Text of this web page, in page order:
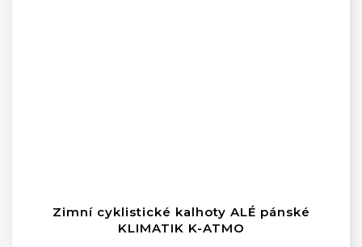
Zimní cyklistické kalhoty ALÉ pánské
KLIMATIK K-ATMO